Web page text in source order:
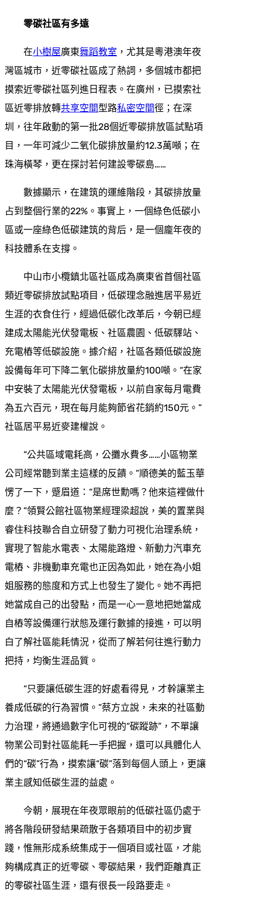
零碳社區有多遠
在小樹屋廣東舞蹈教室 ，尤其是粵港澳年夜
灣區城市，近零碳社區成了熱詞，多個城市都把
摸索近零碳社區列進日程表。在廣州，已摸索社
區近零排放轉共享空間型路私密空間徑；在深
圳，往年啟動的第一批28個近零碳排放區試點項
目，一年可減少二氧化碳排放量約12.3萬噸；在
珠海橫琴，更在探討若何建設零碳島……
數據顯示，在建筑的運維階段，其碳排放量
占到整個行業的22%。事實上，一個綠色低碳小
區或一座綠色低碳建筑的背后，是一個龐年夜的
科技體系在支撐。
中山市小欖鎮北區社區成為廣東省首個社區
類近零碳排放試點項目，低碳理念融進居平易近
生涯的衣食住行，經過低碳化改革后，今朝已經
建成太陽能光伏發電板、社區農園、低碳驛站、
充電樁等低碳設施。據介紹，社區各類低碳設施
設備每年可下降二氧化碳排放量約100噸。“在家
中安裝了太陽能光伏發電板，以前自家每月電費
為五六百元，現在每月能夠節省花銷約150元。”
社區居平易近麥建權說。
“公共區域電耗高，公攤水費多……小區物業
公司經常聽到業主這樣的反饋。”順德美的藍玉華
愣了一下，蹙眉道：“是席世勳嗎？他來這裡做什
麼？”領賢公館社區物業經理梁超說，美的置業與
睿住科技聯合自立研發了動力可視化治理系統，
實現了智能水電表、太陽能路燈、新動力汽車充
電樁、非機動車充電也正因為如此，她在為小姐
姐服務的態度和方式上也發生了變化。她不再把
她當成自己的出發點，而是一心一意地把她當成
自樁等設備運行狀態及運行數據的接進，可以明
白了解社區能耗情況，從而了解若何往進行動力
把持，均衡生涯品質。
“只要讓低碳生涯的好處看得見，才幹讓業主
養成低碳的行為習慣。”蔡方立說，未來的社區動
力治理，將通過數字化可視的“碳蹤跡”，不單讓
物業公司對社區能耗一手把握，還可以具體化人
們的“碳”行為，摸索讓“碳”落到每個人頭上，更讓
業主感知低碳生涯的益處。
今朝，展現在年夜眾眼前的低碳社區仍處于
將各階段研發結果疏散于各類項目中的初步實
踐，惟無形成系統集成于一個項目或社區，才能
夠構成真正的近零碳、零碳結果，我們距離真正
的零碳社區生涯，還有很長一段路要走。